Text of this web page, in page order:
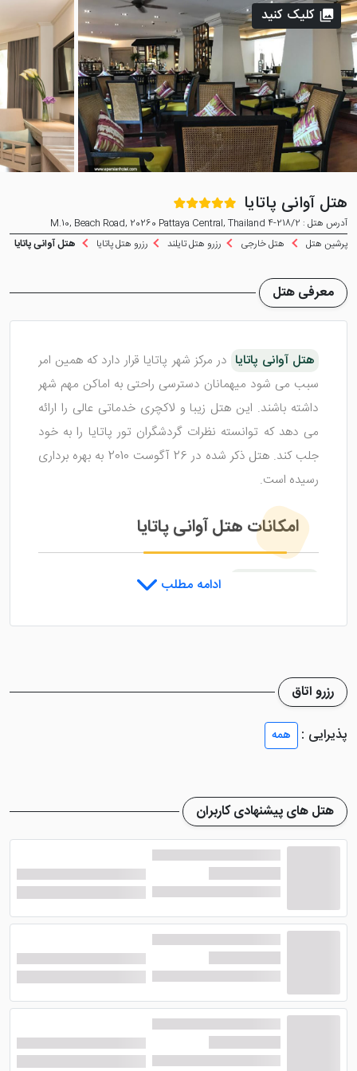
هتل آوانی پاتایا
آدرس هتل : 218/2-4 M.10, Beach Road, 20260 Pattaya Central, Thailand
پرشین هتل
هتل خارجی رزرو هتل تایلند رزرو هتل پاتایا هتل آوانی پاتایا
کلیک کنید
معرفی هتل
هتل آوانی پاتایا در مرکز شهر پاتایا قرار دارد که همین امر
سبب می شود میهمانان دسترسی راحتی به اماکن مهم شهر
داشته باشند. این هتل زیبا و لاکچری خدماتی عالی را ارائه
می دهد که توانسته نظرات گردشگران تور پاتایا را به خود
جلب کند. هتل ذکر شده در 26 آگوست 2010 به بهره برداری
رسیده است.
امکانات هتل آوانی پاتایا
دارای استخر آبگرم در فضای باز است که
هتل تخصصی ترین ناساژ ها را دریافت خواهید کرد که سبب
تقویت و پرورش عضلات عالی است و سپس می توانند به
سونا و جکوزی بروند و گرفتگی عضلات خود را برطرف نمایند.
هتل آوانی پاتایا
میهمانان مشغول سرگرمی شوند. سایر امکانات هتل شامل
خدمات لاندری، خدمات رفت و برگشت فرودگاهی و ... می
شود. پرسنل هتل قادر به مکالمه زبان های انگلیسی،
سوئدی، تایلندی و چینی می باشند. سرویس تبادل ارزی نیز
در این هتل در دسترس است.
اتاق ها و رستوران هتل آوانی پاتایا
اتاق های دلباز و مدرنی دارد که
مجهز به کفپوش چوبی، اتاق خواب، منوی بالش، مینی بار،
تلویزیون کابلی صفحه تخت، حمام اختصاصی دارای مسواک
و خمیر دندان، دمپایی، دوش، امکانات چای و قهوه، کتری
برقی، سیستم تهویه مطبوع، سیستم سرمایشی، تلفن، تخت
ادامه مطلب
رزرو اتاق
پذیرایی :
همه
هتل های پیشنهادی کاربران